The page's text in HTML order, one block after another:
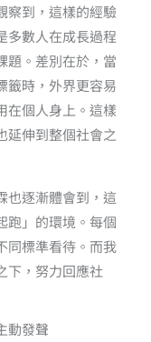
察到，這樣的經驗
多數人在成長過程
題。差別在於，當
籤時，外界更容易
在個人身上。這樣
延伸到整個社會之
也逐漸體會到，這
跑」的環境。每個
同標準看待。而我
下，努力回應社
動發聲